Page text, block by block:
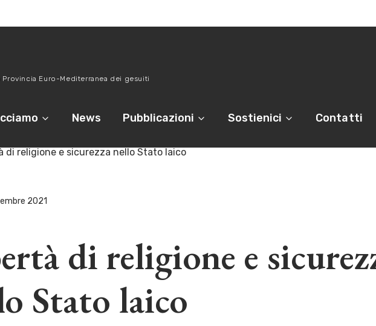
Provincia Euro-Mediterranea dei gesuiti
News Pubblicazioni Sostienici Contatti
di religione e sicurezza nello Stato laico
2021
di religione e
Stato laico